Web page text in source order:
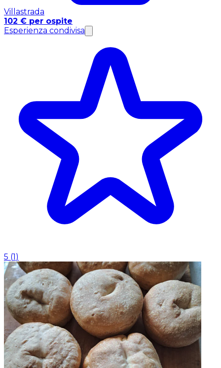
Villastrada
102 € per ospite
Esperienza condivisa
5 (1)